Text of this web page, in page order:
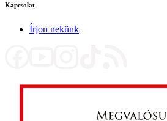
Kapcsolat
Írjon nekünk